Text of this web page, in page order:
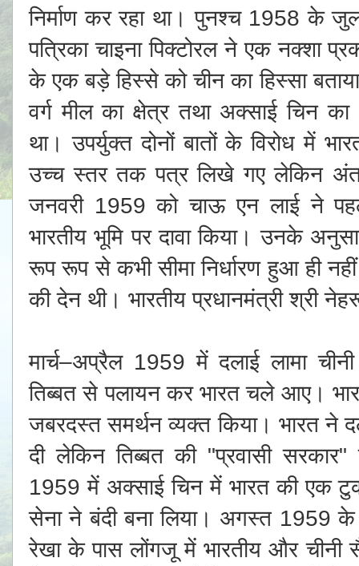
निर्माण कर रहा था। पुनश्च 1958 के
पत्रिका चाइना पिक्टोरल ने एक नक्शा
के एक बड़े हिस्से को चीन का हिस्सा
वर्ग मील का क्षेत्र तथा अक्साई चिन
था। उपर्युक्त दोनों बातों के विरोध में
उच्च स्तर तक पत्र लिखे गए लेकिन
जनवरी 1959 को चाऊ एन लाई ने
भारतीय भूमि पर दावा किया। उनके
रूप रूप से कभी सीमा निर्धारण हुआ ही
की देन थी। भारतीय प्रधानमंत्री श्री
मार्च–अप्रैल 1959 में दलाई लामा
तिब्बत से पलायन कर भारत चले आए।
जबरदस्त समर्थन व्यक्त किया। भारत ने
दी लेकिन तिब्बत की "प्रवासी
1959 में अक्साई चिन में भारत की एक
सेना ने बंदी बना लिया। अगस्त 1959 के
रेखा के पास लोंगजू में भारतीय और चीनी